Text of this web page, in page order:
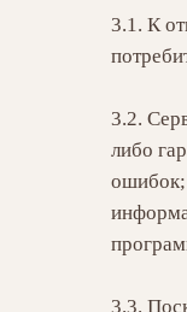
3.1. К
3.2.
либо
ошибок;
3.3.